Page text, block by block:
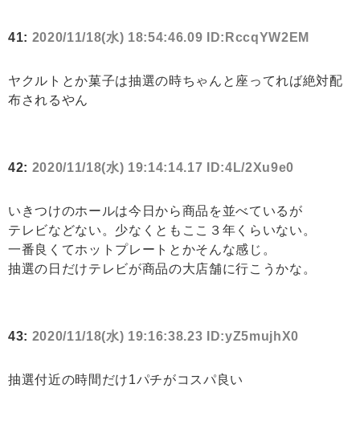
41: 2020/11/18(水) 18:54:46.09 ID:RccqYW2EM
ヤクルトとか菓子は抽選の時ちゃんと座ってれば絶対配
布されるやん
42: 2020/11/18(水) 19:14:14.17 ID:4L/2Xu9e0
いきつけのホールは今日から商品を並べているが
テレビなどない。少なくともここ３年くらいない。
一番良くてホットプレートとかそんな感じ。
抽選の日だけテレビが商品の大店舗に行こうかな。
43: 2020/11/18(水) 19:16:38.23 ID:yZ5mujhX0
抽選付近の時間だけ1パチがコスパ良い